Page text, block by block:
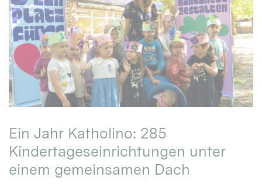
Ein Jahr Katholino: 285
Kindertageseinrichtungen unter
einem gemeinsamen Dach